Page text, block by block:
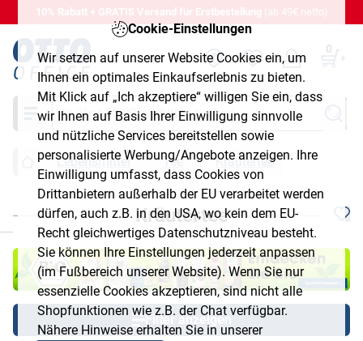
Cookie-Einstellungen
Wir setzen auf unserer Website Cookies ein, um
Ihnen ein optimales Einkaufserlebnis zu bieten.
Mit Klick auf „Ich akzeptiere“ willigen Sie ein, dass
wir Ihnen auf Basis Ihrer Einwilligung sinnvolle
und nützliche Services bereitstellen sowie
personalisierte Werbung/Angebote anzeigen. Ihre
Einwilligung umfasst, dass Cookies von
Drittanbietern außerhalb der EU verarbeitet werden
dürfen, auch z.B. in den USA, wo kein dem EU-
Recht gleichwertiges Datenschutzniveau besteht.
Sie können Ihre Einstellungen jederzeit anpassen
(im Fußbereich unserer Website). Wenn Sie nur
essenzielle Cookies akzeptieren, sind nicht alle
Shopfunktionen wie z.B. der Chat verfügbar.
Nähere Hinweise erhalten Sie in unserer
10% Rabatt + GRATIS Versand für Erstbestellung (ab 49€ netto)
0
Suche
Lebensmittel Tee Kräutertee
Kräutertee
Filter anzeigen